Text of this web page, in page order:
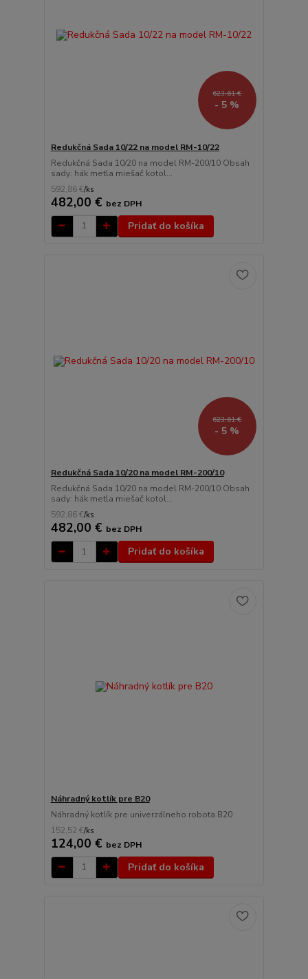
623,61 €
- 5 %
Redukčná Sada 10/22 na model RM-10/22
Redukčná Sada 10/20 na model RM-200/10 Obsah
sady: hák metla miešač kotol...
592,86 €/ks
482,00 € bez DPH
Pridať do košíka
623,61 €
- 5 %
Redukčná Sada 10/20 na model RM-200/10
Redukčná Sada 10/20 na model RM-200/10 Obsah
sady: hák metla miešač kotol...
592,86 €/ks
482,00 € bez DPH
Pridať do košíka
Náhradný kotlík pre B20
Náhradný kotlík pre univerzálneho robota B20
152,52 €/ks
124,00 € bez DPH
Pridať do košíka